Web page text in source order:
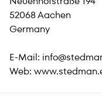
52068 Aachen
Germany
E-Mail:
Web: